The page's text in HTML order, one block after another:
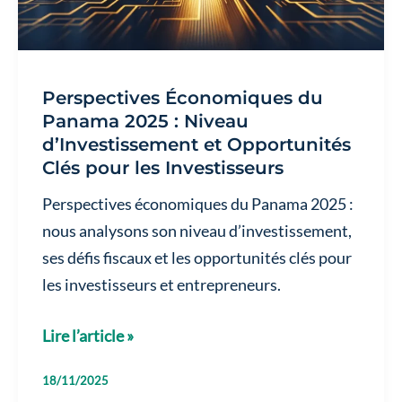
2025
Perspectives Économiques du
Panama 2025 : Niveau
d’Investissement et Opportunités
Clés pour les Investisseurs
Perspectives économiques du Panama 2025 :
nous analysons son niveau d’investissement,
ses défis fiscaux et les opportunités clés pour
les investisseurs et entrepreneurs.
Perspectives
du
Lire l’article »
18/11/2025